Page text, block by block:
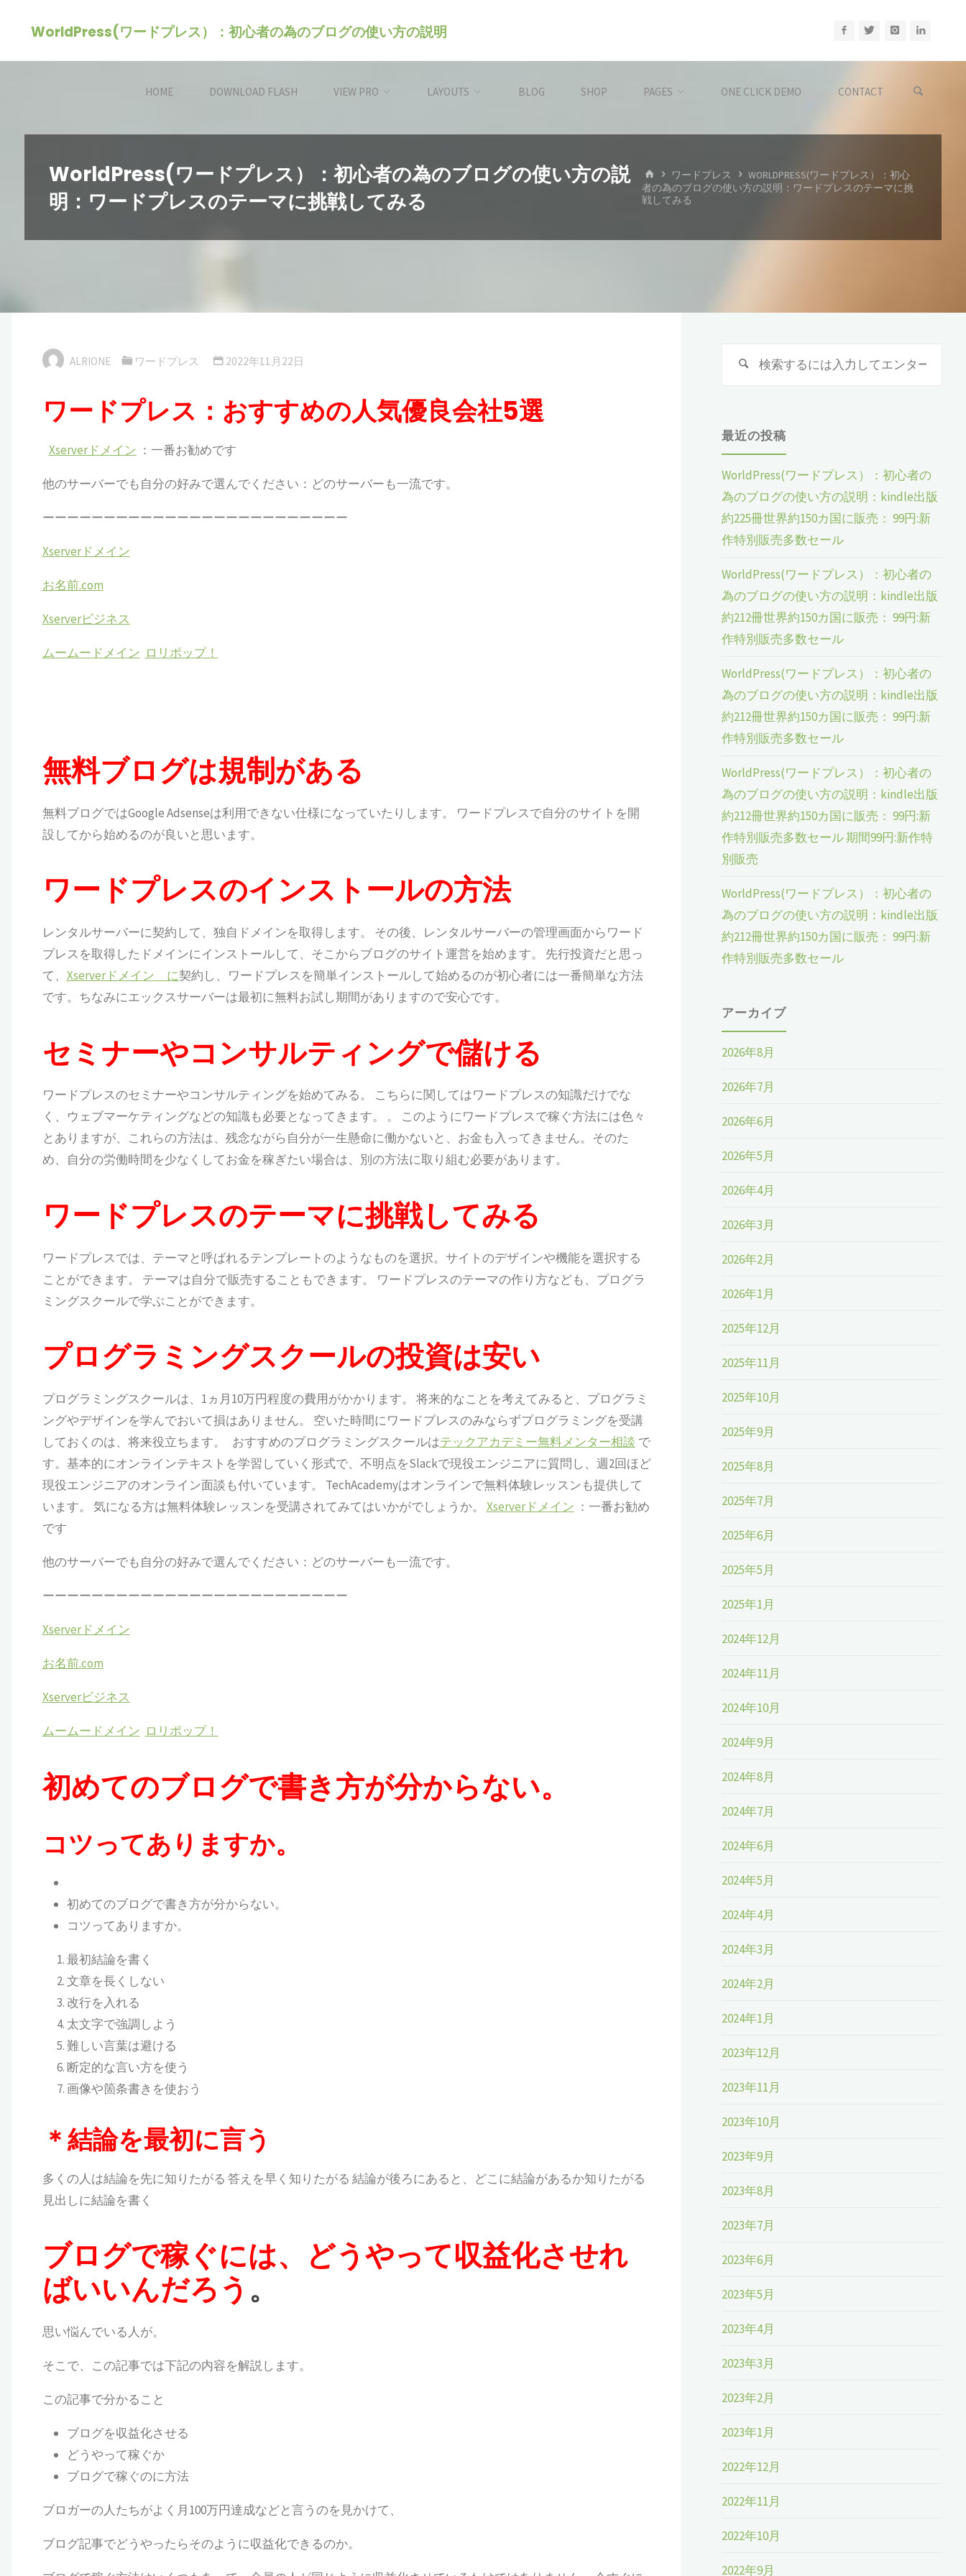
WorldPress(ワードプレス）：初心者の為のブログの使い方の説明
HOME DOWNLOAD FLASH VIEW PRO LAYOUTS BLOG SHOP PAGES ONE CLICK DEMO CONTACT
WorldPress(ワードプレス）：初心者の為のブログの使い方の説
明：ワードプレスのテーマに挑戦してみる
ホ
ー
ム
ワードプレス
WORLDPRESS(ワードプレス）：初心
者の為のブログの使い方の説明：ワードプレスのテーマに挑
戦してみる
ALRIONE ワードプレス 2022年11月22日
ワードプレス：おすすめの人気優良会社5選
Xserverドメイン ：一番お勧めです
他のサーバーでも自分の好みで選んでください：どのサーバーも一流です。
ーーーーーーーーーーーーーーーーーーーーーーーーー
Xserverドメイン
お名前.com
Xserverビジネス
ムームードメイン ロリポップ！
無料ブログは規制がある
無料ブログではGoogle Adsenseは利用できない仕様になっていたりします。 ワードプレスで自分のサイトを開
設してから始めるのが良いと思います。
ワードプレスのインストールの方法
レンタルサーバーに契約して、独自ドメインを取得します。 その後、レンタルサーバーの管理画面からワード
プレスを取得したドメインにインストールして、そこからブログのサイト運営を始めます。 先行投資だと思っ
て、 Xserverドメイン に契約し、ワードプレスを簡単インストールして始めるのが初心者には一番簡単な方法
です。ちなみにエックスサーバーは最初に無料お試し期間がありますので安心です。
セミナーやコンサルティングで儲ける
ワードプレスのセミナーやコンサルティングを始めてみる。 こちらに関してはワードプレスの知識だけでな
く、ウェブマーケティングなどの知識も必要となってきます。 。 このようにワードプレスで稼ぐ方法には色々
とありますが、これらの方法は、残念ながら自分が一生懸命に働かないと、お金も入ってきません。そのた
め、自分の労働時間を少なくしてお金を稼ぎたい場合は、別の方法に取り組む必要があります。
ワードプレスのテーマに挑戦してみる
ワードプレスでは、テーマと呼ばれるテンプレートのようなものを選択。サイトのデザインや機能を選択する
ことができます。 テーマは自分で販売することもできます。 ワードプレスのテーマの作り方なども、プログラ
ミングスクールで学ぶことができます。
プログラミングスクールの投資は安い
プログラミングスクールは、1ヵ月10万円程度の費用がかかります。 将来的なことを考えてみると、プログラミ
ングやデザインを学んでおいて損はありません。 空いた時間にワードプレスのみならずプログラミングを受講
しておくのは、将来役立ちます。 おすすめのプログラミングスクールはテックアカデミー無料メンター相談 で
す。基本的にオンラインテキストを学習していく形式で、不明点をSlackで現役エンジニアに質問し、週2回ほど
現役エンジニアのオンライン面談も付いています。 TechAcademyはオンラインで無料体験レッスンも提供して
います。 気になる方は無料体験レッスンを受講されてみてはいかがでしょうか。 Xserverドメイン ：一番お勧め
です
他のサーバーでも自分の好みで選んでください：どのサーバーも一流です。
ーーーーーーーーーーーーーーーーーーーーーーーーー
Xserverドメイン
お名前.com
Xserverビジネス
ムームードメイン ロリポップ！
初めてのブログで書き方が分からない。
コツってありますか。
初めてのブログで書き方が分からない。
コツってありますか。
最初結論を書く
文章を長くしない
改行を入れる
太文字で強調しよう
難しい言葉は避ける
断定的な言い方を使う
画像や箇条書きを使おう
＊結論を最初に言う
多くの人は結論を先に知りたがる 答えを早く知りたがる 結論が後ろにあると、どこに結論があるか知りたがる
見出しに結論を書く
ブログで稼ぐには、どうやって収益化させれ
ばいいんだろう 。
思い悩んでいる人が。
そこで、この記事では下記の内容を解説します。
この記事で分かること
ブログを収益化させる
どうやって稼ぐか
ブログで稼ぐのに方法
ブロガーの人たちがよく月100万円達成などと言うのを見かけて、
ブログ記事でどうやったらそのように収益化できるのか。
検
最近の投稿
WorldPress(ワードプレス）：初心者の
為のブログの使い方の説明：kindle出版
約225冊世界約150カ国に販売： 99円:新
作特別販売多数セール
WorldPress(ワードプレス）：初心者の
為のブログの使い方の説明：kindle出版
約212冊世界約150カ国に販売： 99円:新
作特別販売多数セール
WorldPress(ワードプレス）：初心者の
為のブログの使い方の説明：kindle出版
約212冊世界約150カ国に販売： 99円:新
作特別販売多数セール
WorldPress(ワードプレス）：初心者の
為のブログの使い方の説明：kindle出版
約212冊世界約150カ国に販売： 99円:新
作特別販売多数セール 期間99円:新作特
別販売
WorldPress(ワードプレス）：初心者の
為のブログの使い方の説明：kindle出版
約212冊世界約150カ国に販売： 99円:新
作特別販売多数セール
アーカイブ
2026年8月
2026年7月
2026年6月
2026年5月
2026年4月
2026年3月
2026年2月
2026年1月
2025年12月
2025年11月
2025年10月
2025年9月
2025年8月
2025年7月
2025年6月
2025年5月
2025年1月
2024年12月
2024年11月
2024年10月
2024年9月
2024年8月
2024年7月
2024年6月
2024年5月
2024年4月
2024年3月
2024年2月
2024年1月
2023年12月
2023年11月
2023年10月
2023年9月
2023年8月
2023年7月
2023年6月
2023年5月
2023年4月
2023年3月
2023年2月
2023年1月
2022年12月
2022年11月
2022年10月
2022年9月